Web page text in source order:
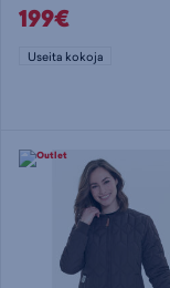
199€
Useita kokoja